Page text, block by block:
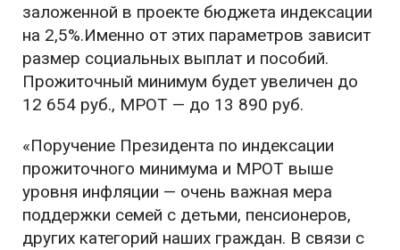
заложенной в проекте бюджета индексации
на 2,5%.Именно от этих параметров зависит
размер социальных выплат и пособий.
Прожиточный минимум будет увеличен до
12 654 руб., МРОТ — до 13 890 руб.
«Поручение Президента по индексации
прожиточного минимума и МРОТ выше
уровня инфляции — очень важная мера
поддержки семей с детьми, пенсионеров,
других категорий наших граждан. В связи с